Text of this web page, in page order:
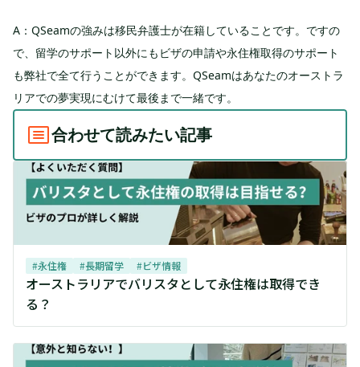
A：QSeamの強みは移民弁護士が在籍していることです。ですの
で、留学のサポート以外にもビザの申請や永住権取得のサポート
も弊社で全て行うことができます。QSeamはあなたのオーストラ
リアでの夢実現にむけて最後まで一緒です。
合わせて読みたい記事
#永住権 #長期留学 #ビザ情報
オーストラリアでバリスタとして永住権は取得でき
る？